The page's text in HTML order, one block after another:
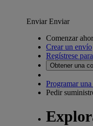
EnviarEnviar
Comenzar
Crear un envío
Regístrese
Obtener una
Programar
Pedir